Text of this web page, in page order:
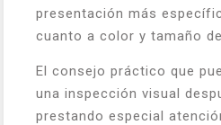
presentación más
cuanto a color y tamaño
El consejo práctico que
una inspección visual
prestando especial